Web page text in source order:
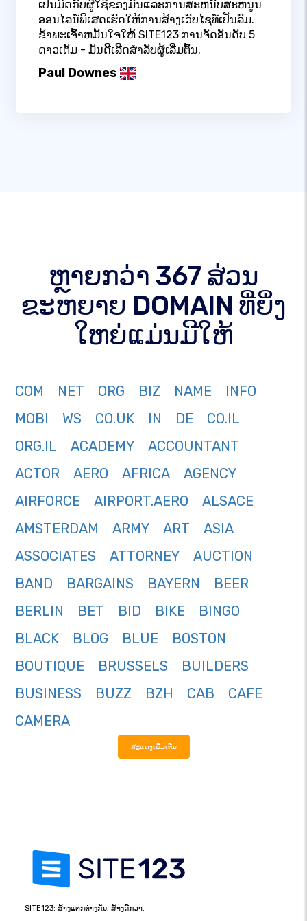
ເປັນມິດກັບຜູ້ໃຊ້ຂອງມັນແລະການສະຫນັບສະຫນູນ
ອອນໄລນ໌ພິເສດເຮັດໃຫ້ການສ້າງເວັບໄຊທ໌ເປັນລົມ.
ຂ້າພະເຈົ້າຫມັ້ນໃຈໃຫ້ SITE123 ການຈັດອັນດັບ 5
ດາວເຕັມ - ມັນດີເລີດສໍາລັບຜູ້ເລີ່ມຕົ້ນ.
Paul Downes
ຫຼາຍກວ່າ 367 ສ່ວນ
ຂະຫຍາຍ DOMAIN ທີ່ຍິ່ງ
ໃຫຍ່ແມ່ນມີໃຫ້
COM NET ORG BIZ NAME
INFO
MOBI
WS CO.UK IN DE
CO.IL
ORG.IL
ACADEMY
ACCOUNTANT
ACTOR
AERO AFRICA
AGENCY
AIRFORCE
AIRPORT.AERO
ALSACE
AMSTERDAM
ARMY ART
ASIA
ASSOCIATES
ATTORNEY
AUCTION
BAND
BARGAINS BAYERN
BEER
BERLIN
BET BID BIKE
BINGO
BLACK
BLOG BLUE
BOSTON
BOUTIQUE
BRUSSELS
BUILDERS
BUSINESS
BUZZ BZH CAB
CAFE
CAMERA
ສະແດງເພີ່ມເຕີມ
SITE123: ສ້າງແຕກຕ່າງກັນ, ສ້າງດີກວ່າ.